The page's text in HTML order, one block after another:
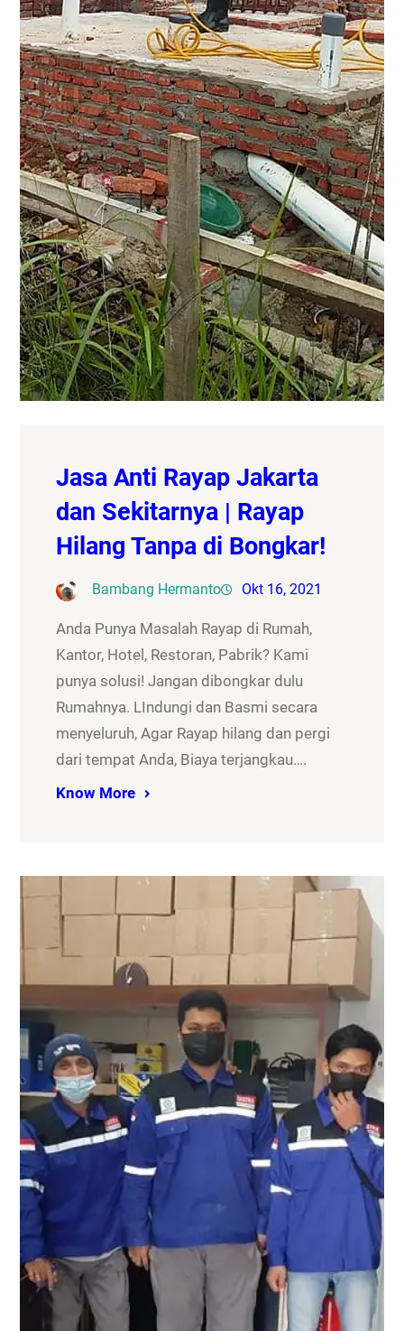
Jasa Anti Rayap Jakarta
dan Sekitarnya | Rayap
Hilang Tanpa di Bongkar!
Bambang Hermanto Okt 16, 2021
Anda Punya Masalah Rayap di Rumah,
Kantor, Hotel, Restoran, Pabrik? Kami
punya solusi! Jangan dibongkar dulu
Rumahnya. LIndungi dan Basmi secara
menyeluruh, Agar Rayap hilang dan pergi
dari tempat Anda, Biaya terjangkau….
Know More